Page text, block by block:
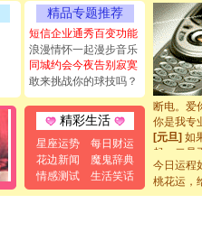
精品专题推荐
短信企业通秀百变功能
浪漫情怀一起漫步音乐
同城约会今夜告别寂寞
敢来挑战你的球技吗？
精彩生活
星座运势
每日财运
花边新闻
魔鬼辞典
情感测试
生活笑话
[圣诞节]
能正大光
都要快乐
[圣诞节]
如意,快
[元旦]看
断电。爱
你是我专
[元旦]如
起；二是
离。水晶
[元旦]当
今日运程
桃花运，